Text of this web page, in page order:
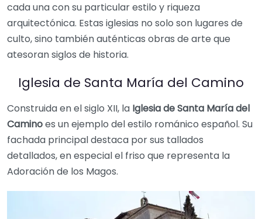
cada una con su particular estilo y riqueza
arquitectónica. Estas iglesias no solo son lugares de
culto, sino también auténticas obras de arte que
atesoran siglos de historia.
Iglesia de Santa María del Camino
Construida en el siglo XII, la Iglesia de Santa María del
Caminoes un ejemplo del estilo románico español. Su
fachada principal destaca por sus tallados
detallados, en especial el friso que representa la
Adoración de los Magos.